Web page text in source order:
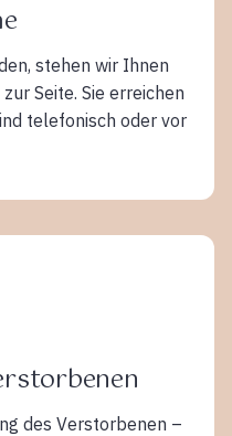
stehen wir Ihnen
Seite. Sie erreichen
telefonisch oder vor
des Verstorbenen –